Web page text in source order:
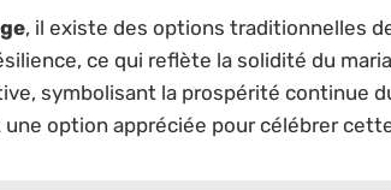
, il existe des options traditionnelles
ce qui reflète la solidité du
symbolisant la prospérité continue
option appréciée pour célébrer